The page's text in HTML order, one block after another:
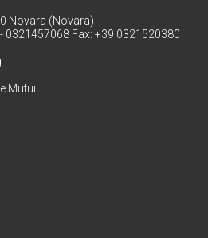
Novara (Novara)
0321457068 Fax: +39 0321520380
Mutui